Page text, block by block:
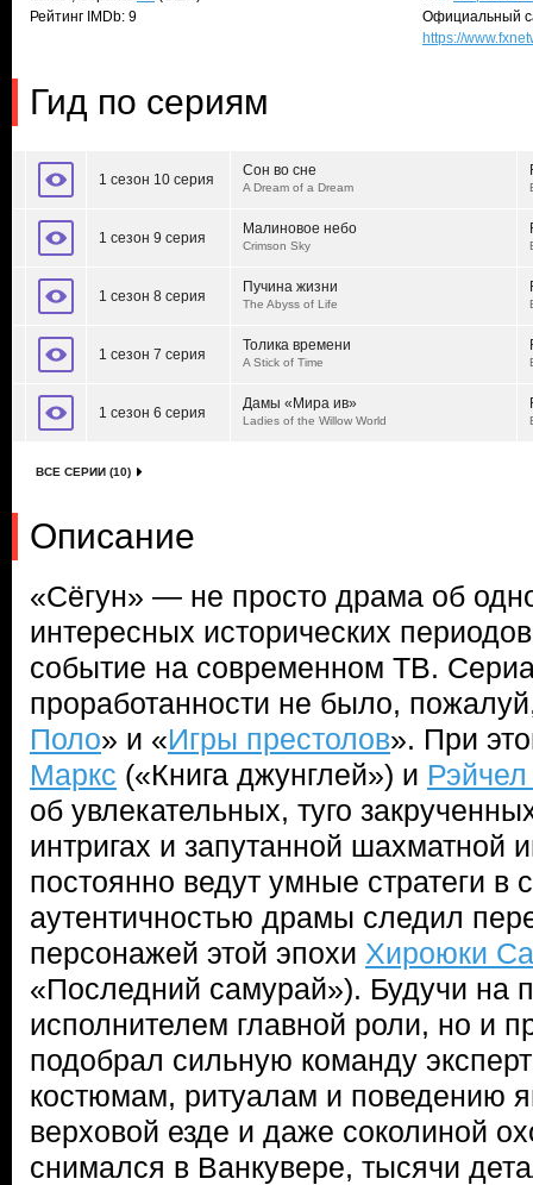
Рейтинг IMDb: 9
Официальный
https://
Гид по сериям
1 сезон 10 серия
Сон во сне
A Dream of a Dream
1 сезон 9 серия
Малиновое небо
Crimson Sky
1 сезон 8 серия
Пучина жизни
The Abyss of Life
1 сезон 7 серия
Толика времени
A Stick of Time
1 сезон 6 серия
Дамы «Мира ив»
Ladies of the Willow World
ВСЕ СЕРИИ (10)
Описание
«Сёгун» — не просто драма об
интересных исторических
событие на современном ТВ.
проработанности не было,
Поло» и «Игры престолов». При
Маркс («Книга джунглей») и
об увлекательных, туго
интригах и запутанной шахматной
постоянно ведут умные стратеги в
аутентичностью драмы следил
персонажей этой эпохи Хироюки
«Последний самурай»). Будучи на
исполнителем главной роли, но и
подобрал сильную команду
костюмам, ритуалам и поведению
верховой езде и даже соколиной
снимался в Ванкувере, тысячи